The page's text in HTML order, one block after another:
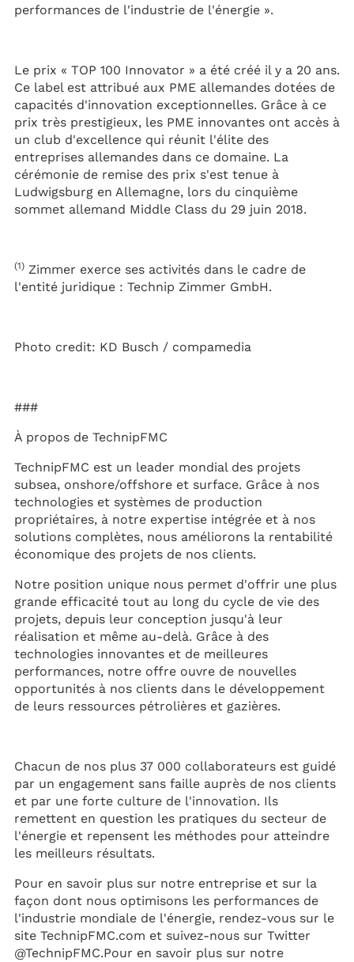
performances de l'industrie de l'énergie ».
Le prix « TOP 100 Innovator » a été créé il y a 20 ans.
Ce label est attribué aux PME allemandes dotées de
capacités d'innovation exceptionnelles. Grâce à ce
prix très prestigieux, les PME innovantes ont accès à
un club d'excellence qui réunit l'élite des
entreprises allemandes dans ce domaine. La
cérémonie de remise des prix s'est tenue à
Ludwigsburg en Allemagne, lors du cinquième
sommet allemand Middle Class du 29 juin 2018.
(1) Zimmer exerce ses activités dans le cadre de
l'entité juridique : Technip Zimmer GmbH.
Photo credit: KD Busch / compamedia
###
À propos de TechnipFMC
TechnipFMC est un leader mondial des projets
subsea, onshore/offshore et surface. Grâce à nos
technologies et systèmes de production
propriétaires, à notre expertise intégrée et à nos
solutions complètes, nous améliorons la rentabilité
économique des projets de nos clients.
Notre position unique nous permet d'offrir une plus
grande efficacité tout au long du cycle de vie des
projets, depuis leur conception jusqu'à leur
réalisation et même au-delà. Grâce à des
technologies innovantes et de meilleures
performances, notre offre ouvre de nouvelles
opportunités à nos clients dans le développement
de leurs ressources pétrolières et gazières.
Chacun de nos plus 37 000 collaborateurs est guidé
par un engagement sans faille auprès de nos clients
et par une forte culture de l'innovation. Ils
remettent en question les pratiques du secteur de
l'énergie et repensent les méthodes pour atteindre
les meilleurs résultats.
Pour en savoir plus sur notre entreprise et sur la
façon dont nous optimisons les performances de
l'industrie mondiale de l'énergie, rendez-vous sur le
site TechnipFMC.com et suivez-nous sur Twitter
@TechnipFMC.Pour en savoir plus sur notre